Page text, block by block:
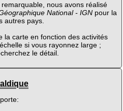
nous avons réalisé
National - IGNpour la
autres pays.
la carte en fonction des activités
si vous rayonnez large ;
le détail.
porte: